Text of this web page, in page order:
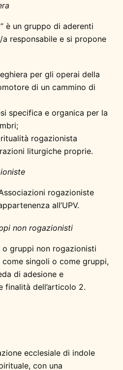
è un gruppo di aderenti
a responsabile e si propone
per gli operai della
di un cammino di
specifica e organica per la
rogazionista
liturgiche proprie.
rogazioniste
all’UPV.
non rogazionisti
gruppi non rogazionisti
come singoli o come gruppi,
di adesione e
finalità dell’articolo 2.
ecclesiale di indole
con una